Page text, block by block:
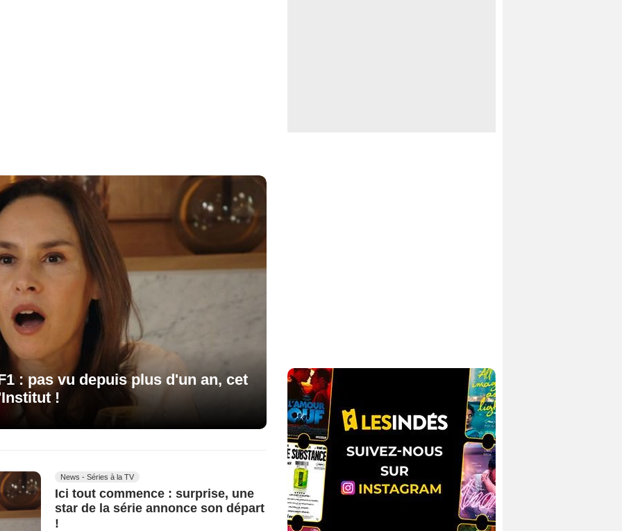
: pas vu depuis plus d'un an, cet
!
News - Séries à la TV
Ici tout commence : surprise, une
star de la série annonce son départ
!